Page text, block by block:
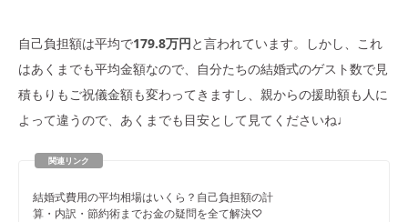
自己負担額は平均で179.8万円と言われています。しかし、これ
はあくまでも平均金額なので、自分たちの結婚式のゲスト数で見
積もりもご祝儀金額も変わってきますし、親からの援助額も人に
よって違うので、あくまでも目安として見てくださいね♩
結婚式費用の平均相場はいくら？自己負担額の計
算・内訳・節約術までお金の疑問を全て解決♡